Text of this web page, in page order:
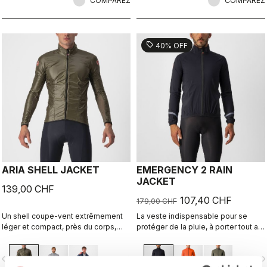
froid lorsque vous descendez des
montagnes.
ARIA SHELL JACKET
139,00 CHF
Un shell coupe-vent extrêmement
léger et compact, près du corps,
extensibles qui vous permet de
porter vos vêtements Castelli
sell 40% OFF
EMERGENCY 2 RAIN
JACKET
179,00 CHF 107,40 CHF
La veste indispensable pour se
protéger de la pluie, à porter tout au
intempérie, et qui se range
facilement dans une poche de
navigate_before